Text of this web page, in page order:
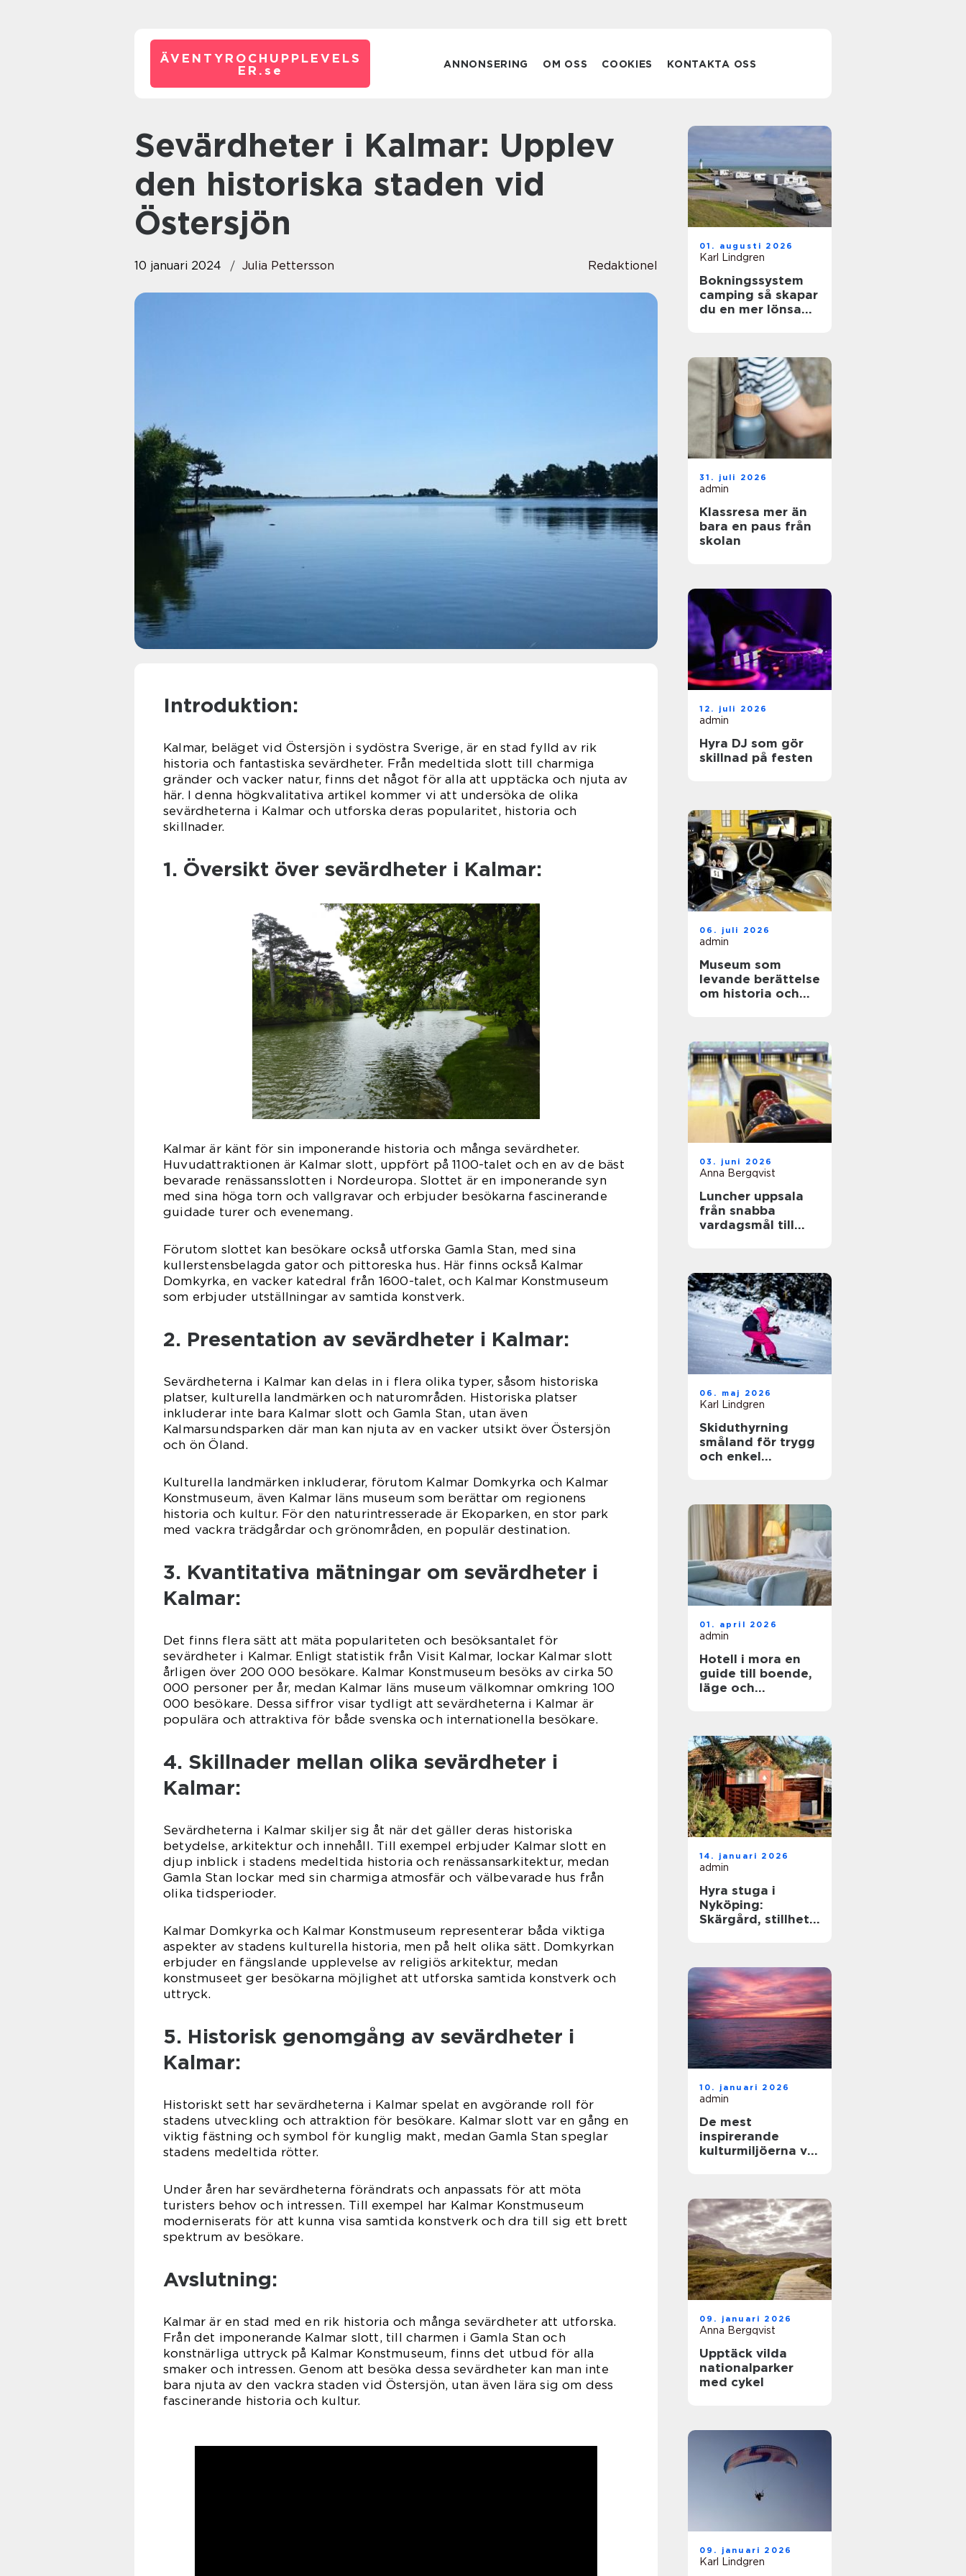
ÄVENTYROCHUPPLEVELS
ER. se ANNONSERING OM OSS COOKIES KONTAKTA OSS
Sevärdheter i Kalmar: Upplev
den historiska staden vid
Östersjön
10 januari 2024 Julia Pettersson Redaktionel
Introduktion:
Kalmar, beläget vid Östersjön i sydöstra Sverige, är en stad fylld av rik
historia och fantastiska sevärdheter. Från medeltida slott till charmiga
gränder och vacker natur, finns det något för alla att upptäcka och njuta av
här. I denna högkvalitativa artikel kommer vi att undersöka de olika
sevärdheterna i Kalmar och utforska deras popularitet, historia och
skillnader.
1. Översikt över sevärdheter i Kalmar:
Kalmar är känt för sin imponerande historia och många sevärdheter.
Huvudattraktionen är Kalmar slott, uppfört på 1100-talet och en av de bäst
bevarade renässansslotten i Nordeuropa. Slottet är en imponerande syn
med sina höga torn och vallgravar och erbjuder besökarna fascinerande
guidade turer och evenemang.
Förutom slottet kan besökare också utforska Gamla Stan, med sina
kullerstensbelagda gator och pittoreska hus. Här finns också Kalmar
Domkyrka, en vacker katedral från 1600-talet, och Kalmar Konstmuseum
som erbjuder utställningar av samtida konstverk.
2. Presentation av sevärdheter i Kalmar:
Sevärdheterna i Kalmar kan delas in i flera olika typer, såsom historiska
platser, kulturella landmärken och naturområden. Historiska platser
inkluderar inte bara Kalmar slott och Gamla Stan, utan även
Kalmarsundsparken där man kan njuta av en vacker utsikt över Östersjön
och ön Öland.
Kulturella landmärken inkluderar, förutom Kalmar Domkyrka och Kalmar
Konstmuseum, även Kalmar läns museum som berättar om regionens
historia och kultur. För den naturintresserade är Ekoparken, en stor park
med vackra trädgårdar och grönområden, en populär destination.
3. Kvantitativa mätningar om sevärdheter i
Kalmar:
Det finns flera sätt att mäta populariteten och besöksantalet för
sevärdheter i Kalmar. Enligt statistik från Visit Kalmar, lockar Kalmar slott
årligen över 200 000 besökare. Kalmar Konstmuseum besöks av cirka 50
000 personer per år, medan Kalmar läns museum välkomnar omkring 100
000 besökare. Dessa siffror visar tydligt att sevärdheterna i Kalmar är
populära och attraktiva för både svenska och internationella besökare.
4. Skillnader mellan olika sevärdheter i
Kalmar:
Sevärdheterna i Kalmar skiljer sig åt när det gäller deras historiska
betydelse, arkitektur och innehåll. Till exempel erbjuder Kalmar slott en
djup inblick i stadens medeltida historia och renässansarkitektur, medan
Gamla Stan lockar med sin charmiga atmosfär och välbevarade hus från
olika tidsperioder.
Kalmar Domkyrka och Kalmar Konstmuseum representerar båda viktiga
aspekter av stadens kulturella historia, men på helt olika sätt. Domkyrkan
erbjuder en fängslande upplevelse av religiös arkitektur, medan
konstmuseet ger besökarna möjlighet att utforska samtida konstverk och
uttryck.
5. Historisk genomgång av sevärdheter i
Kalmar:
Historiskt sett har sevärdheterna i Kalmar spelat en avgörande roll för
stadens utveckling och attraktion för besökare. Kalmar slott var en gång en
viktig fästning och symbol för kunglig makt, medan Gamla Stan speglar
stadens medeltida rötter.
Under åren har sevärdheterna förändrats och anpassats för att möta
turisters behov och intressen. Till exempel har Kalmar Konstmuseum
moderniserats för att kunna visa samtida konstverk och dra till sig ett brett
spektrum av besökare.
Avslutning:
Kalmar är en stad med en rik historia och många sevärdheter att utforska.
Från det imponerande Kalmar slott, till charmen i Gamla Stan och
konstnärliga uttryck på Kalmar Konstmuseum, finns det utbud för alla
smaker och intressen. Genom att besöka dessa sevärdheter kan man inte
bara njuta av den vackra staden vid Östersjön, utan även lära sig om dess
fascinerande historia och kultur.
01. augusti 2026
Karl Lindgren
Bokningssystem
camping så skapar
du en mer lönsam
31. juli 2026
admin
Klassresa mer än
bara en paus från
skolan
12. juli 2026
admin
Hyra DJ som gör
skillnad på festen
06. juli 2026
admin
Museum som
levande berättelse
om historia och
03. juni 2026
Anna Bergqvist
Luncher uppsala
från snabba
vardagsmål till
06. maj 2026
Karl Lindgren
Skiduthyrning
småland för trygg
och enkel
01. april 2026
admin
Hotell i mora en
guide till boende,
läge och
14. januari 2026
admin
Hyra stuga i
Nyköping:
Skärgård, stillhet
10. januari 2026
admin
De mest
inspirerande
kulturmiljöerna vid
09. januari 2026
Anna Bergqvist
Upptäck vilda
nationalparker
med cykel
09. januari 2026
Karl Lindgren